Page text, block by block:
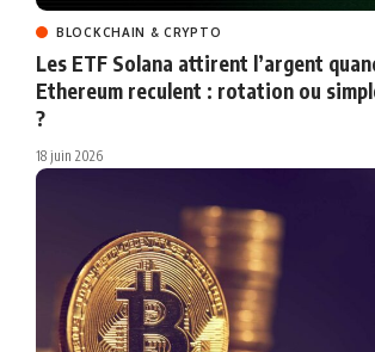
BLOCKCHAIN & CRYPTO
Les ETF Solana attirent l’argent
Ethereum reculent : rotation ou
?
18 juin 2026